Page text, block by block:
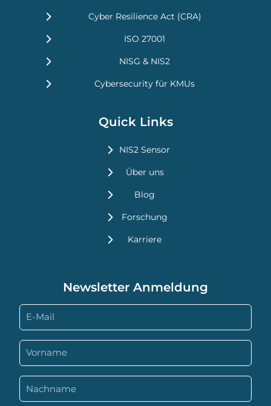
Cyber Resilience Act (CRA)
ISO 27001
NISG & NIS2
Cybersecurity für KMUs
Quick Links
NIS2 Sensor
Über uns
Blog
Forschung
Karriere
Newsletter Anmeldung